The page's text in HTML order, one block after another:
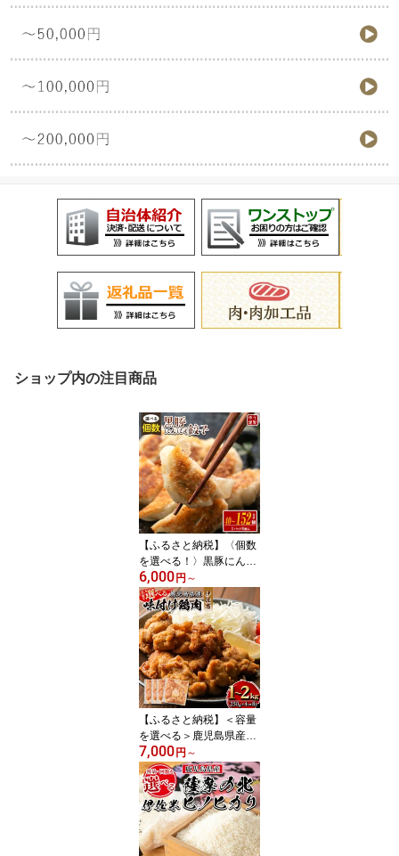
ショップ内の注目商品
【ふるさと納税】〈個数
を選べる！〉黒豚にんに
く餃子(1パック8個入
り・計40個 or 80個 or 15
2個) 特製餃子のタレ付
き！鹿児島 生餃子 ギョ
ウザ 黒豚 冷凍食品 おか
ず おつまみ 惣菜 小分け
簡単調理【工房ゆう】
6,000 円 ～
【ふるさと納税】＜容量
を選べる＞鹿児島県産味
付け鶏肉(計1kg or 2kg)
国産 九州産 若鶏 モモ 味
付き 小分けで おかず お
弁当 唐揚げ 料理 簡単調
理 揚げるだけ グリル焼
き ソテー タレ漬け【増
元精肉店】
7,000 円 ～